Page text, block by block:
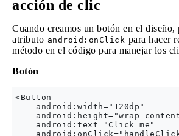
acción de clic
Cuando creamos un botón en el diseño,
atributo android:onClick para hacer
método en el código para manejar los
Botón
<Button
    android:width="120dp"
    android:text="Click me"